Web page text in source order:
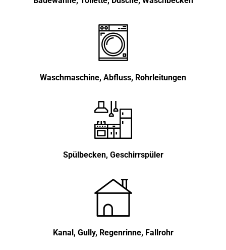
Waschmaschine, Abfluss, Rohrleitungen
Spülbecken, Geschirrspüler
Kanal, Gully, Regenrinne, Fallrohr